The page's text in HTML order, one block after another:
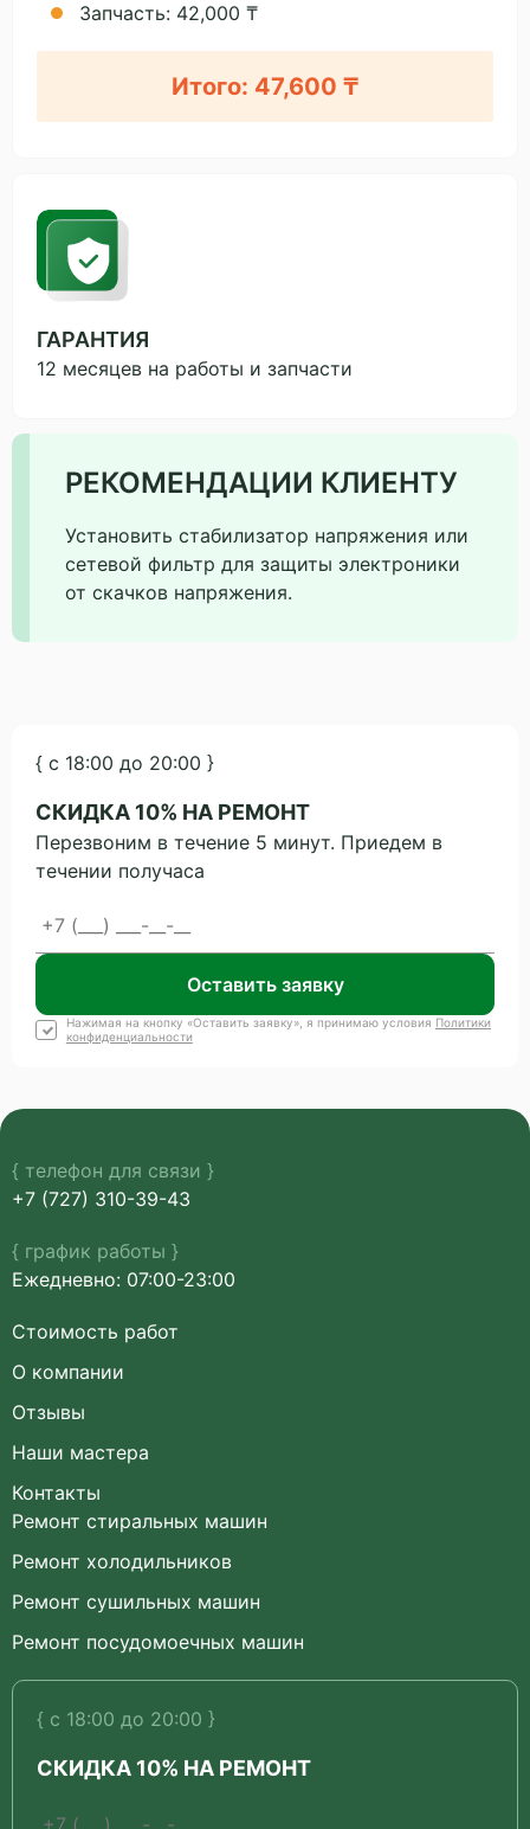
Запчасть: 42,000 ₸
Итого: 47,600 ₸
ГАРАНТИЯ
12 месяцев на работы и запчасти
РЕКОМЕНДАЦИИ КЛИЕНТУ
Установить стабилизатор напряжения или
сетевой фильтр для защиты электроники
от скачков напряжения.
{ с 18:00 до 20:00 }
СКИДКА 10% НА РЕМОНТ
Перезвоним в течение 5 минут. Приедем в
течении получаса
Оставить заявку
Нажимая на кнопку «Оставить заявку», я принимаю условия Политики
конфиденциальности
{ телефон для связи }
+7 (727) 310-39-43
{ график работы }
Ежедневно: 07:00-23:00
Стоимость работ
О компании
Отзывы
Наши мастера
Контакты
Ремонт стиральных машин
Ремонт холодильников
Ремонт сушильных машин
Ремонт посудомоечных машин
{ с 18:00 до 20:00 }
СКИДКА 10% НА РЕМОНТ